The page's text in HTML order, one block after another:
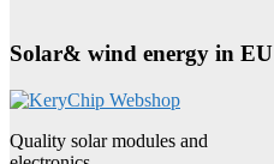
Solar& wind energy in EU
Quality solar modules and